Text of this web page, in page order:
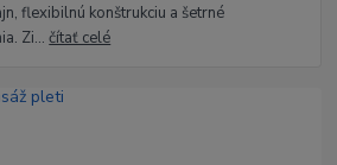
flexibilnú konštrukciu a šetrné
Zi...čítať celé